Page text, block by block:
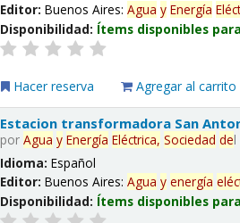
Editor:Buenos Aires:Agua y Energía
Disponibilidad: Ítems disponibles
Hacer reserva Agregar al carrito
Estacion transformadora San
porAgua y Energía Eléctrica, Sociedad del
Idioma:Español
Editor:Buenos Aires:Agua y energía
Disponibilidad: Ítems disponibles